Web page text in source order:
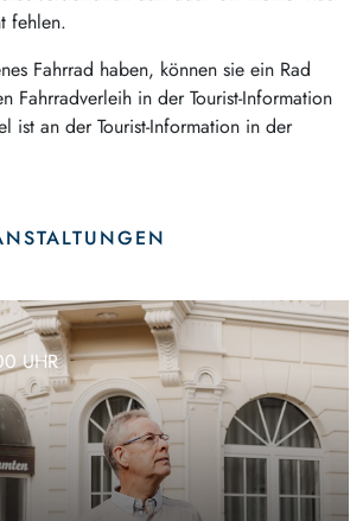
fehlen.
Fahrrad haben, können sie ein Rad
Fahrradverleih in der Tourist-Information
ist an der Tourist-Information in der
UHR